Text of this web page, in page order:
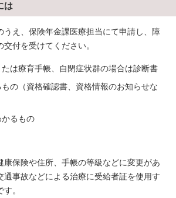
は
うえ、保険年金課医療担当にて申請し、障
付を受けてください。
は療育手帳、自閉症状群の場合は診断書
の（資格確認書、資格情報のお知らせな
るもの
保険や住所、手帳の等級などに変更があ
通事故などによる治療に受給者証を使用す
。